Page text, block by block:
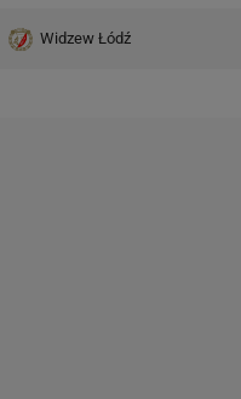
Widzew Łódź